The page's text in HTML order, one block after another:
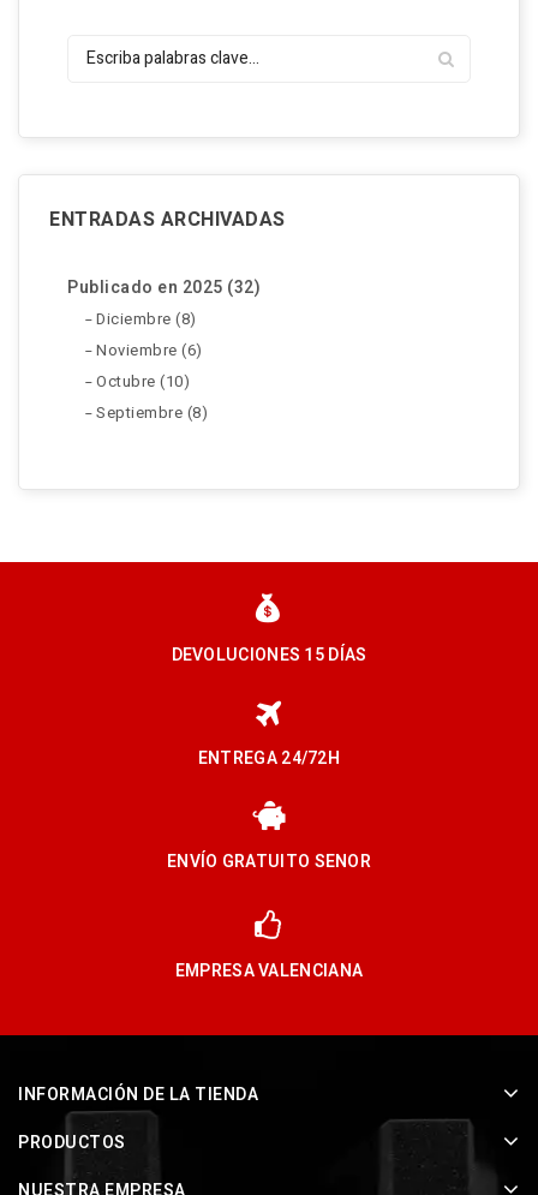
ENTRADAS ARCHIVADAS
Publicado en 2025 (32)
Diciembre (8)
Noviembre (6)
Octubre (10)
Septiembre (8)
DEVOLUCIONES 15 DÍAS
ENTREGA 24/72H
ENVÍO GRATUITO SENOR
EMPRESA VALENCIANA
INFORMACIÓN DE LA TIENDA
PRODUCTOS